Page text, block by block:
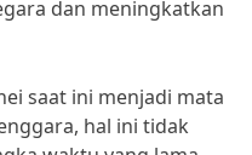
dan meningkatkan
saat ini menjadi mata
hal ini tidak